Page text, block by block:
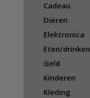
Cadeau
Dieren
Elektronica
Eten/drinken
Geld
Kinderen
Kleding